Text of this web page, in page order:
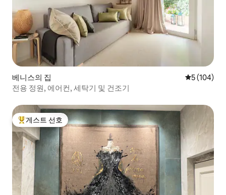
베니스의 집 평점 5점(5
5 (104)
전용 정원, 에어컨, 세탁기 및 건조기
상위 게스트 선호
게스트 선호